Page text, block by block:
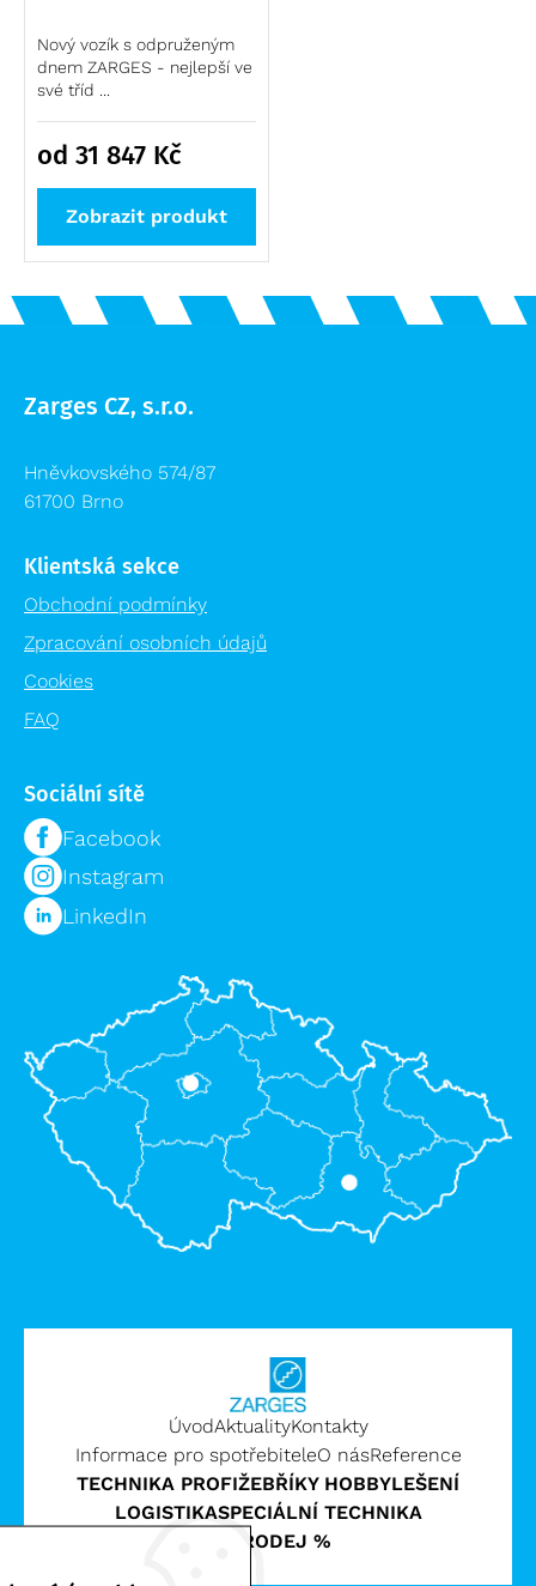
Nový vozík s odpruženým
dnem ZARGES - nejlepší ve
své tříd ...
od 31 847 Kč
Zobrazit produkt
Zarges CZ, s.r.o.
Hněvkovského 574/87
61700 Brno
Klientská sekce
Obchodní podmínky
Zpracování osobních údajů
Cookies
FAQ
Sociální sítě
Facebook
Instagram
LinkedIn
TECHNIKA PROFIŽEBŘÍKY HOBBYLEŠENÍ
LOGISTIKASPECIÁLNÍ TECHNIKA
VÝPRODEJ %
ÚvodAktualityKontakty
Informace pro spotřebiteleO násReference